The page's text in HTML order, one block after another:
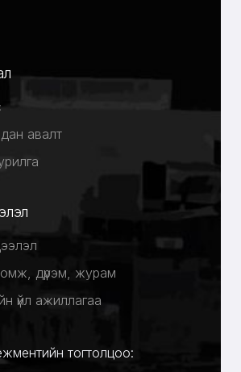
авалт
дүрэм, журам
үйл ажиллагаа
тогтолцоо: